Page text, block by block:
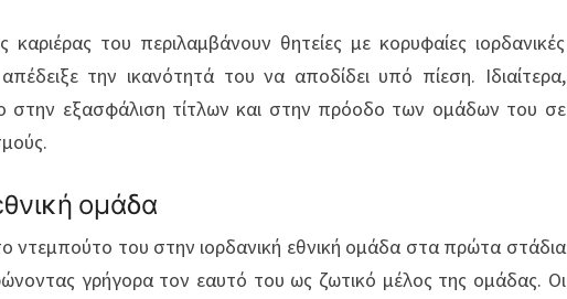
καριέρας του περιλαμβάνουν θητείες με κορυφαίες ιορδανικές
την ικανότητά του να αποδίδει υπό πίεση. Ιδιαίτερα,
στην εξασφάλιση τίτλων και στην πρόοδο των ομάδων του σε
ομάδα
ντεμπούτο του στην ιορδανική εθνική ομάδα στα πρώτα στάδια
γρήγορα τον εαυτό του ως ζωτικό μέλος της ομάδας. Οι